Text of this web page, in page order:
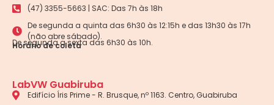
(47) 3355-5663 | SAC: Das 7h às 18h
De segunda a quinta das 6h30 às 12:15h e das 13h30 às 17h
(não abre sábado).
Horário de coleta
De segunda a sexta das 6h30 às 10h.
LabVW Guabiruba
Edifício Íris Prime - R. Brusque, nº 1163. Centro, Guabiruba